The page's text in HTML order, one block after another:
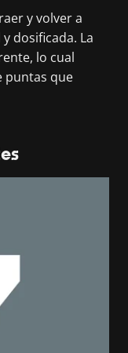
y volver a
dosificada. La
lo cual
puntas que